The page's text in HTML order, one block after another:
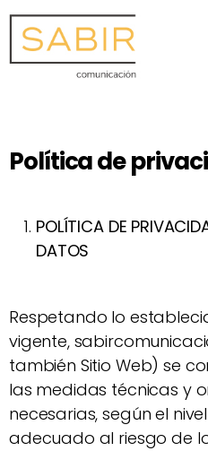
Política de
POLÍTICA DE
DATOS
Respetando lo
vigente,
también Sitio Web) se
las medidas técnicas y
necesarias, según el
adecuado al riesgo de